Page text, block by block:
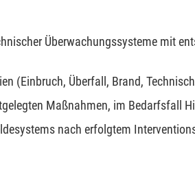
Überwachungssysteme mit
(Einbruch, Überfall, Brand,
Maßnahmen, im Bedarfsfall
nach erfolgtem